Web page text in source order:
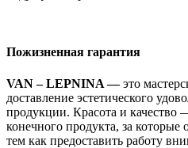
Пожизненная гарантия
VAN – LEPNINA —это
доставление эстетического
продукции. Красота и качество
конечного продукта, за которые
тем как предоставить работу